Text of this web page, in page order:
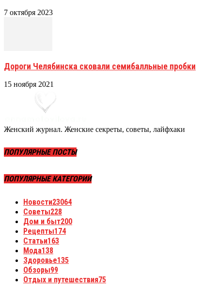
7 октября 2023
Дороги Челябинска сковали семибалльные пробки
15 ноября 2021
Женский журнал. Женские секреты, советы, лайфхаки
ПОПУЛЯРНЫЕ ПОСТЫ
ПОПУЛЯРНЫЕ КАТЕГОРИИ
Новости23064
Советы228
Дом и быт200
Рецепты174
Статьи163
Мода138
Здоровье135
Обзоры99
Отдых и путешествия75